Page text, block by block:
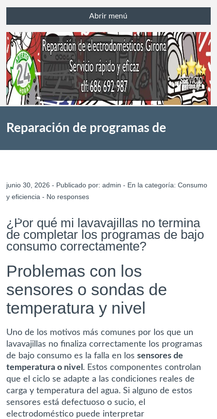
Abrir menú
Reparación de programas de
Girona
junio 30, 2026 - Publicado por:admin - En la categoría:Consumo
y eficiencia - No responses
¿Por qué mi lavavajillas no termina
de completar los programas de bajo
consumo correctamente?
Problemas con los
sensores o sondas de
temperatura y nivel
Uno de los motivos más comunes por los que un
lavavajillas no finaliza correctamente los programas
de bajo consumo es la falla en lossensores de
temperatura o nivel . Estos componentes controlan
que el ciclo se adapte a las condiciones reales de
carga y temperatura del agua. Si alguno de estos
sensores está defectuoso o sucio, el
electrodoméstico puede interpretar